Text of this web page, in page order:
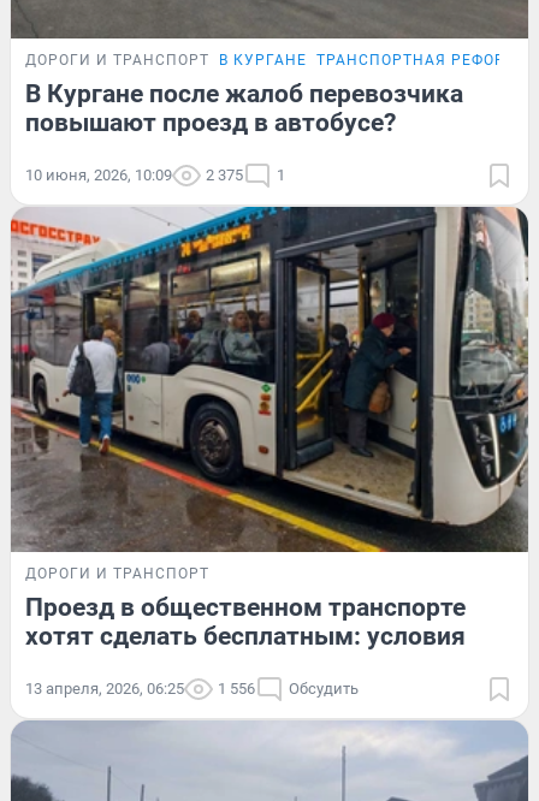
ДОРОГИ И ТРАНСПОРТ В КУРГАНЕ ТРАНСПОРТНАЯ РЕФОРМА
В Кургане после жалоб перевозчика
повышают проезд в автобусе?
10 июня, 2026, 10:09 2 375 1
ДОРОГИ И ТРАНСПОРТ
Проезд в общественном транспорте
хотят сделать бесплатным: условия
13 апреля, 2026, 06:25 1 556 Обсудить